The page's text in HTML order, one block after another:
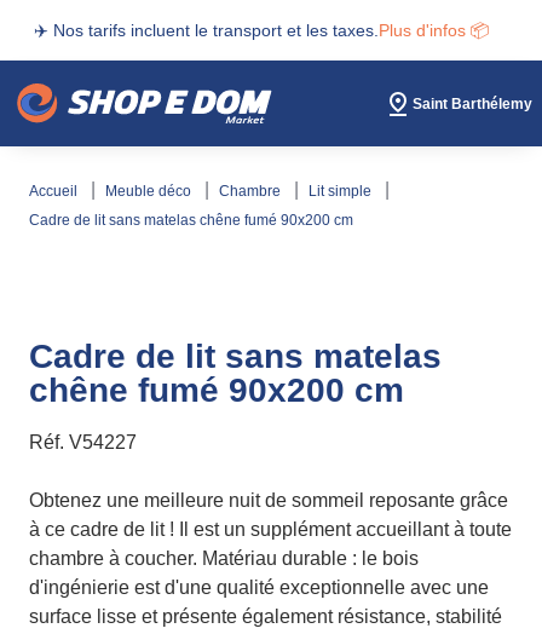
✈️ Nos tarifs incluent le transport et les taxes. Plus d'infos 📦
Saint Barthélemy
accueil meuble déco chambre
lit simple
cadre de lit sans matelas chêne fumé 90x200 cm
Cadre de lit sans matelas
chêne fumé 90x200 cm
Réf. V54227
Obtenez une meilleure nuit de sommeil reposante grâce
à ce cadre de lit ! Il est un supplément accueillant à toute
chambre à coucher. Matériau durable : le bois
d'ingénierie est d'une qualité exceptionnelle avec une
surface lisse et présente également résistance, stabilité